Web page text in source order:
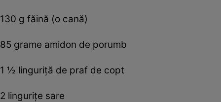
130 g făină (o cană)
85 grame amidon de porumb
1 ½ linguriţă de praf de copt
2 linguriţe sare